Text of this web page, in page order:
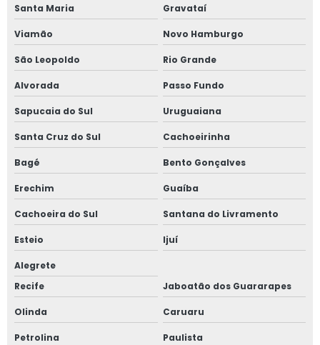
Santa Maria Gravataí
Viamão Novo Hamburgo
São Leopoldo Rio Grande
Alvorada Passo Fundo
Sapucaia do Sul Uruguaiana
Santa Cruz do Sul Cachoeirinha
Bagé Bento Gonçalves
Erechim Guaíba
Cachoeira do Sul Santana do Livramento
Esteio Ijuí
Alegrete
Recife
Jaboatão dos Guararapes
Olinda Caruaru
Petrolina Paulista